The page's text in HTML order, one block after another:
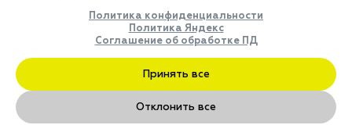
использования личных
Оферта
Где купить
ДЛЯ ПАРТНЁРОВ
Преимущества